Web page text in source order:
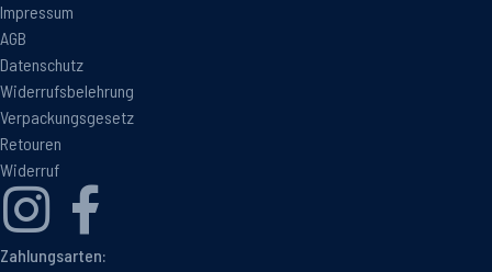
Impressum
AGB
Datenschutz
Widerrufsbelehrung
Verpackungsgesetz
Retouren
Widerruf
Zahlungsarten: